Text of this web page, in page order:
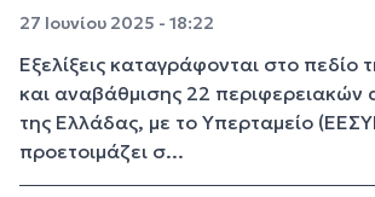
27 Ιουνίου 2025 - 18:22
Εξελίξεις καταγράφονται στο πεδίο
και αναβάθμισης 22 περιφερειακών
της Ελλάδας, με το Υπερταμείο
προετοιμάζει σ...